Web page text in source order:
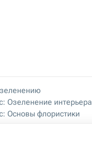
Озеленение интерьера
Основы флористики
и эксплуатации